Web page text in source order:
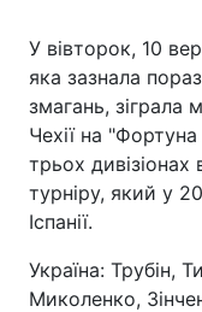
У вівторок, 10
яка зазнала
змагань, зіграла
Чехії на
трьох дивізіонах
турніру, який у
Іспанії.
Україна: Трубін,
Миколенко,